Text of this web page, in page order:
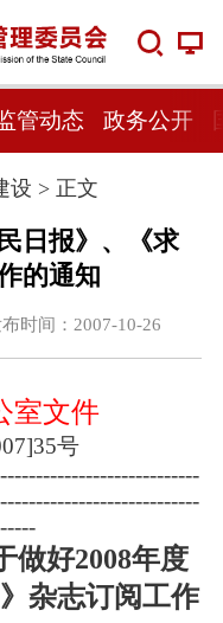
管动态 政务公开
设 > 正文
日报》、《求
的通知
间：2007-10-26
室文件
号
做好2008年度
杂志订阅工作